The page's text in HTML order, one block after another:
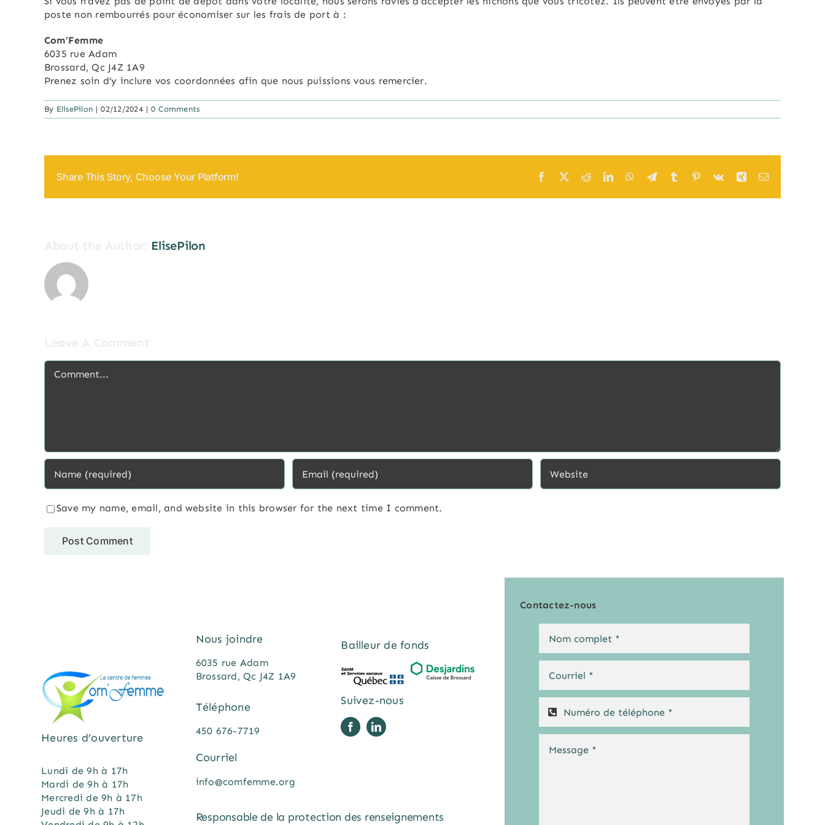
poste non rembourrés pour économiser sur les frais de port à :
Com’Femme
6035 rue Adam
Brossard, Qc J4Z 1A9
Prenez soin d’y inclure vos coordonnées afin que nous puissions vous remercier.
By ElisePilon | 02/12/2024 | 0 Comments
Share This Story, Choose Your Platform! Facebook
X RedditLinkedInWhatsApp
TelegramTumblr Pinterest
Vk Xing Email
ElisePilon
Comment
Save my name, email, and website in this browser for the next time I comment.
Heures d’ouverture
Lundi de 9h à 17h
Mardi de 9h à 17h
Mercredi de 9h à 17h
Jeudi de 9h à 17h
Nous joindre
6035 rue Adam
Brossard, Qc J4Z 1A9
Téléphone
450 676-7719
Courriel
info@comfemme.org
Bailleur de fonds
Suivez-nous
Responsable de la protection des renseignements
Contactez-nous